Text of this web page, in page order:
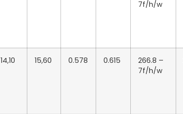
7f/h/w
14,10 15,60 0.578 0.615
266.8 –
7f/h/w